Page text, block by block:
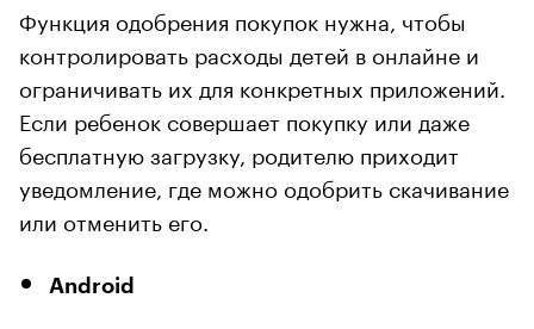
Функция одобрения покупок нужна, чтобы
контролировать расходы детей в онлайне и
ограничивать их для конкретных приложений.
Если ребенок совершает покупку или даже
бесплатную загрузку, родителю приходит
уведомление, где можно одобрить скачивание
или отменить его.
Android